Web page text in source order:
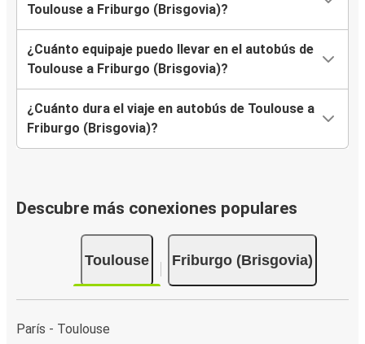
Toulouse a Friburgo (Brisgovia)?
¿Cuánto equipaje puedo llevar en el autobús de
Toulouse a Friburgo (Brisgovia)?
¿Cuánto dura el viaje en autobús de Toulouse a
Friburgo (Brisgovia)?
Descubre más conexiones populares
Toulouse Friburgo (Brisgovia)
París - Toulouse